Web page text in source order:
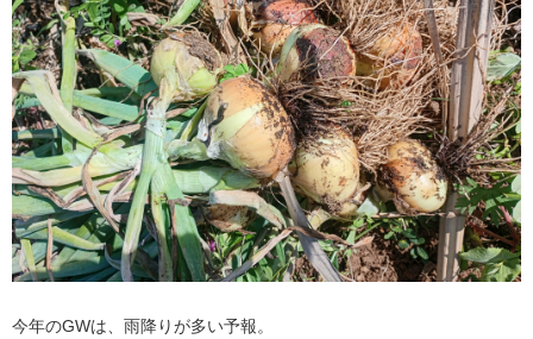
今年のGWは、雨降りが多い予報。